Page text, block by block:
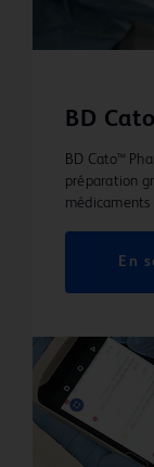
BD
BD Cato™
préparation
médicaments
En